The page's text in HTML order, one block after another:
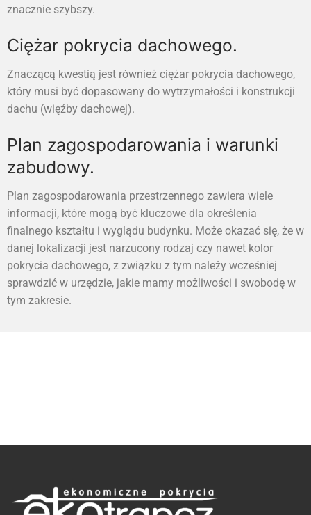
znacznie szybszy.
Ciężar pokrycia dachowego.
Znaczącą kwestią jest również ciężar pokrycia dachowego,
który musi być dopasowany do wytrzymałości i konstrukcji
dachu (więźby dachowej).
Plan zagospodarowania i warunki
zabudowy.
Plan zagospodarowania przestrzennego zawiera wiele
informacji, które mogą być kluczowe dla określenia
finalnego kształtu i wyglądu budynku. Może okazać się, że w
danej lokalizacji jest narzucony rodzaj czy nawet kolor
pokrycia dachowego, z związku z tym należy wcześniej
sprawdzić w urzędzie, jakie mamy możliwości i swobodę w
tym zakresie.